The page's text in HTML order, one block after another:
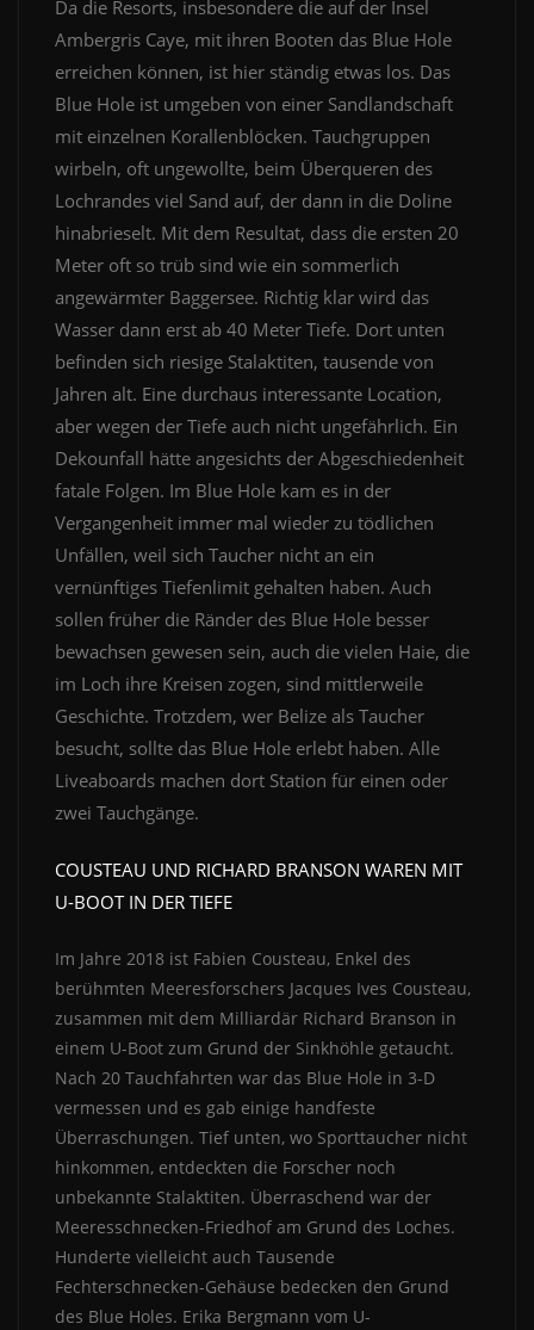
Da die Resorts, insbesondere die auf der Insel
Ambergris Caye, mit ihren Booten das Blue Hole
erreichen können, ist hier ständig etwas los. Das
Blue Hole ist umgeben von einer Sandlandschaft
mit einzelnen Korallenblöcken. Tauchgruppen
wirbeln, oft ungewollte, beim Überqueren des
Lochrandes viel Sand auf, der dann in die Doline
hinabrieselt. Mit dem Resultat, dass die ersten 20
Meter oft so trüb sind wie ein sommerlich
angewärmter Baggersee. Richtig klar wird das
Wasser dann erst ab 40 Meter Tiefe. Dort unten
befinden sich riesige Stalaktiten, tausende von
Jahren alt. Eine durchaus interessante Location,
aber wegen der Tiefe auch nicht ungefährlich. Ein
Dekounfall hätte angesichts der Abgeschiedenheit
fatale Folgen. Im Blue Hole kam es in der
Vergangenheit immer mal wieder zu tödlichen
Unfällen, weil sich Taucher nicht an ein
vernünftiges Tiefenlimit gehalten haben. Auch
sollen früher die Ränder des Blue Hole besser
bewachsen gewesen sein, auch die vielen Haie, die
im Loch ihre Kreisen zogen, sind mittlerweile
Geschichte. Trotzdem, wer Belize als Taucher
besucht, sollte das Blue Hole erlebt haben. Alle
Liveaboards machen dort Station für einen oder
zwei Tauchgänge.
COUSTEAU UND RICHARD BRANSON WAREN MIT
U-BOOT IN DER TIEFE
Im Jahre 2018 ist Fabien Cousteau, Enkel des
berühmten Meeresforschers Jacques Ives Cousteau,
zusammen mit dem Milliardär Richard Branson in
einem U-Boot zum Grund der Sinkhöhle getaucht.
Nach 20 Tauchfahrten war das Blue Hole in 3-D
vermessen und es gab einige handfeste
Überraschungen. Tief unten, wo Sporttaucher nicht
hinkommen, entdeckten die Forscher noch
unbekannte Stalaktiten. Überraschend war der
Meeresschnecken-Friedhof am Grund des Loches.
Hunderte vielleicht auch Tausende
Fechterschnecken-Gehäuse bedecken den Grund
des Blue Holes. Erika Bergmann vom U-